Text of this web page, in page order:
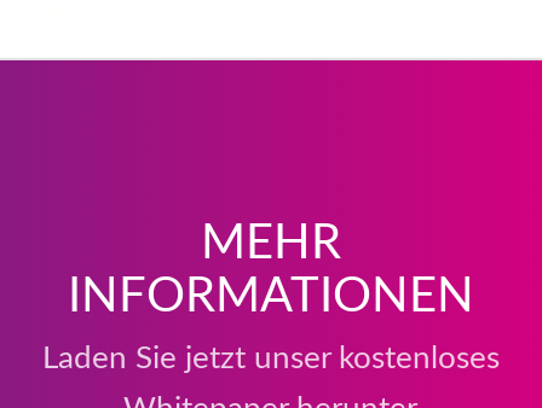
MEHR
INFORMATIONEN
Laden Sie jetzt unser kostenloses